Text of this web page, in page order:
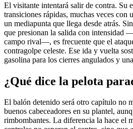
El visitante intentará salir de contra. Su
transiciones rápidas, muchas veces con
un mediapunta que llega desde atrás.
que presionan la salida con intensidad
campo rival—, es frecuente que el
contragolpe celeste. Ese ida y vuelta
gasolina para los cierres angulados y
¿Qué dice la pelota
El balón detenido será otro capítulo no
buenos cabeceadores en su plantel,
rimbombantes. La diferencia la hace el